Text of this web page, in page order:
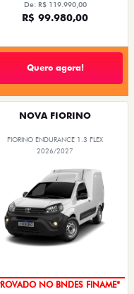
De: R$ 119.990,00
R$ 99.980,00
Quero agora!
NOVA FIORINO
FIORINO ENDURANCE 1.3 FLEX
2026/2027
NO BNDES FINAME*